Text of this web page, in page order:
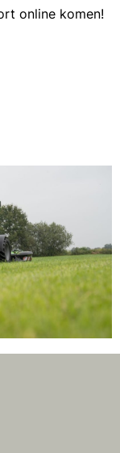
online komen!